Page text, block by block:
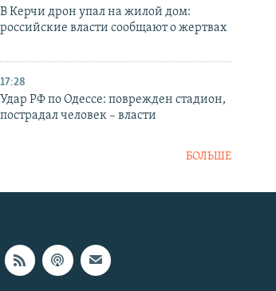
В Керчи дрон упал на жилой дом:
российские власти сообщают о жертвах
17:28
Удар РФ по Одессе: поврежден стадион,
пострадал человек – власти
БОЛЬШЕ